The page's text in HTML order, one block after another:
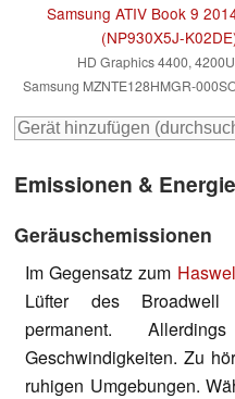
Samsung ATIV Book 9
(NP930X5J-
HD Graphics 4400,
Samsung MZNTE128HMGR-
Emissionen & Energie
Geräuschemissionen
Im Gegensatz zum
Lüfter des Broadwell
permanent.
Geschwindigkeiten. Zu
ruhigen Umgebungen.